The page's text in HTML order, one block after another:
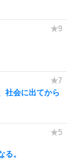
社会に出てから
。